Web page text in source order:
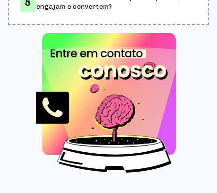
engajam e convertem?